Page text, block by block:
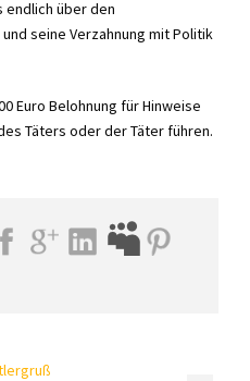
endlich über den
seine Verzahnung mit Politik
Euro Belohnung für Hinweise
Täters oder der Täter führen.